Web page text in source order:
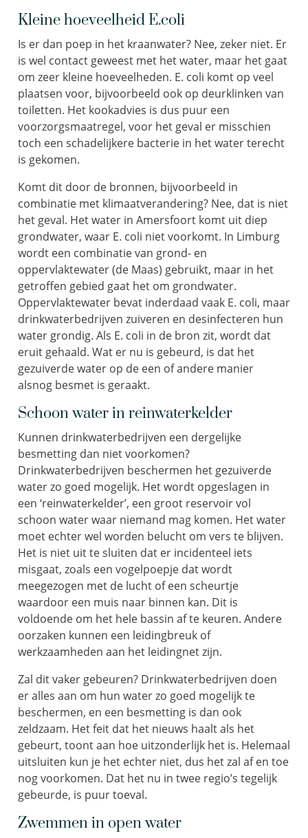
Kleine hoeveelheid E.coli
Is er dan poep in het kraanwater? Nee, zeker niet. Er
is wel contact geweest met het water, maar het gaat
om zeer kleine hoeveelheden. E. coli komt op veel
plaatsen voor, bijvoorbeeld ook op deurklinken van
toiletten. Het kookadvies is dus puur een
voorzorgsmaatregel, voor het geval er misschien
toch een schadelijkere bacterie in het water terecht
is gekomen.
Komt dit door de bronnen, bijvoorbeeld in
combinatie met klimaatverandering? Nee, dat is niet
het geval. Het water in Amersfoort komt uit diep
grondwater, waar E. coli niet voorkomt. In Limburg
wordt een combinatie van grond- en
oppervlaktewater (de Maas) gebruikt, maar in het
getroffen gebied gaat het om grondwater.
Oppervlaktewater bevat inderdaad vaak E. coli, maar
drinkwaterbedrijven zuiveren en desinfecteren hun
water grondig. Als E. coli in de bron zit, wordt dat
eruit gehaald. Wat er nu is gebeurd, is dat het
gezuiverde water op de een of andere manier
alsnog besmet is geraakt.
Schoon water in reinwaterkelder
Kunnen drinkwaterbedrijven een dergelijke
besmetting dan niet voorkomen?
Drinkwaterbedrijven beschermen het gezuiverde
water zo goed mogelijk. Het wordt opgeslagen in
een ‘reinwaterkelder’, een groot reservoir vol
schoon water waar niemand mag komen. Het water
moet echter wel worden belucht om vers te blijven.
Het is niet uit te sluiten dat er incidenteel iets
misgaat, zoals een vogelpoepje dat wordt
meegezogen met de lucht of een scheurtje
waardoor een muis naar binnen kan. Dit is
voldoende om het hele bassin af te keuren. Andere
oorzaken kunnen een leidingbreuk of
werkzaamheden aan het leidingnet zijn.
Zal dit vaker gebeuren? Drinkwaterbedrijven doen
er alles aan om hun water zo goed mogelijk te
beschermen, en een besmetting is dan ook
zeldzaam. Het feit dat het nieuws haalt als het
gebeurt, toont aan hoe uitzonderlijk het is. Helemaal
uitsluiten kun je het echter niet, dus het zal af en toe
nog voorkomen. Dat het nu in twee regio’s tegelijk
gebeurde, is puur toeval.
Zwemmen in open water